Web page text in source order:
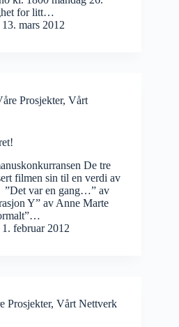
for litt…
13. mars 2012
Prosjekter, Vårt
De tre
filmen sin til en verdi av
var en gang…” av
Y” av Anne Marte
1. februar 2012
Prosjekter, Vårt Nettverk